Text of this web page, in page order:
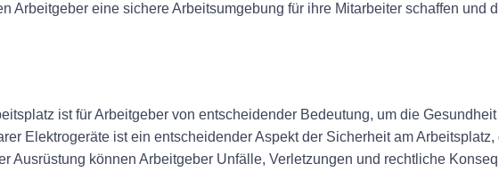
Arbeitgeber eine sichere Arbeitsumgebung für ihre Mitarbeiter schaffen und
ist für Arbeitgeber von entscheidender Bedeutung, um die
Elektrogeräte ist ein entscheidender Aspekt der Sicherheit am
Ausrüstung können Arbeitgeber Unfälle, Verletzungen und rechtliche